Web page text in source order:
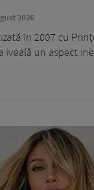
2026
în 2007 cu
iveală un aspect